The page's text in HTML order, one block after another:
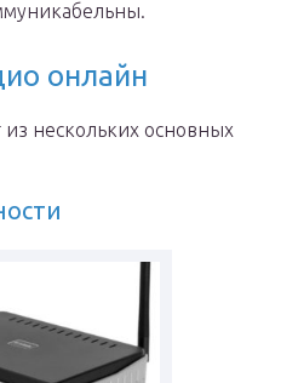
онлайн
из нескольких основных